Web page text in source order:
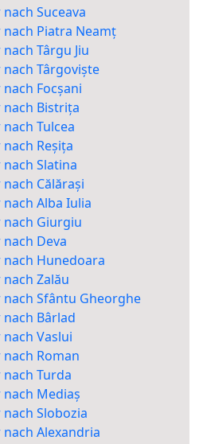
Suceava
Piatra Neamț
Târgu Jiu
Târgoviște
Focșani
Bistrița
Tulcea
Reșița
Slatina
Călărași
Alba Iulia
Giurgiu
Deva
Hunedoara
Zalău
Sfântu Gheorghe
Bârlad
Vaslui
Roman
Turda
Mediaș
Slobozia
Alexandria